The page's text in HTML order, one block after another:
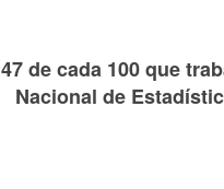
47 de cada 100 que
Nacional de